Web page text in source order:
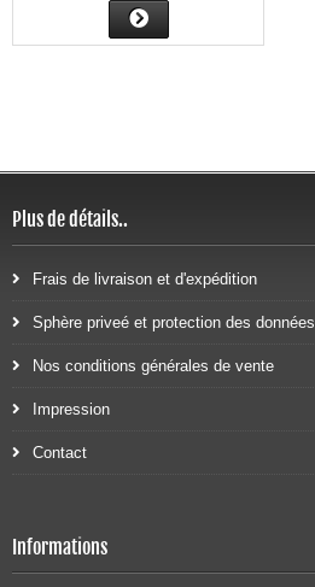
Plus de détails..
Frais de livraison et d'expédition
Sphère priveé et protection des données
Nos conditions générales de vente
Impression
Contact
Informations